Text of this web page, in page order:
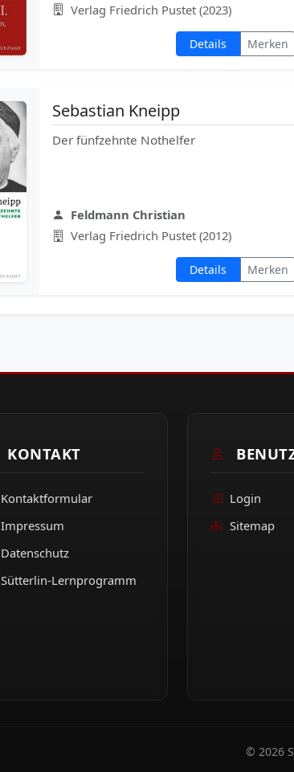
Verlag Friedrich Pustet (2023)
Details Merken
Sebastian Kneipp
Der fünfzehnte Nothelfer
Feldmann Christian
Verlag Friedrich Pustet (2012)
Details Merken
KONTAKT
Kontaktformular
Impressum
Datenschutz
Sütterlin-Lernprogramm
Login
Sitemap
© 2026